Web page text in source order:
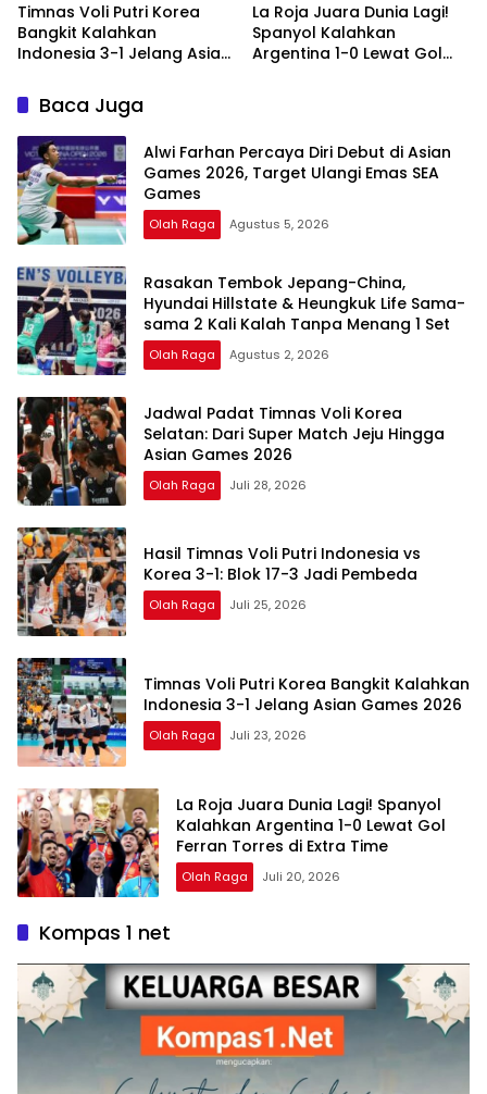
Timnas Voli Putri Korea
Bangkit Kalahkan
Indonesia 3-1 Jelang Asian
La Roja Juara Dunia Lagi!
Spanyol Kalahkan
Argentina 1-0 Lewat Gol
Baca Juga
Alwi Farhan Percaya Diri Debut di Asian
Games 2026, Target Ulangi Emas SEA
Games
Olah Raga Agustus 5, 2026
Rasakan Tembok Jepang-China,
Hyundai Hillstate & Heungkuk Life Sama-
sama 2 Kali Kalah Tanpa Menang 1 Set
Olah Raga Agustus 2, 2026
Jadwal Padat Timnas Voli Korea
Selatan: Dari Super Match Jeju Hingga
Asian Games 2026
Olah Raga Juli 28, 2026
Hasil Timnas Voli Putri Indonesia vs
Korea 3-1: Blok 17-3 Jadi Pembeda
Olah Raga Juli 25, 2026
Timnas Voli Putri Korea Bangkit Kalahkan
Indonesia 3-1 Jelang Asian Games 2026
Olah Raga Juli 23, 2026
La Roja Juara Dunia Lagi! Spanyol
Kalahkan Argentina 1-0 Lewat Gol
Ferran Torres di Extra Time
Olah Raga Juli 20, 2026
Kompas 1 net